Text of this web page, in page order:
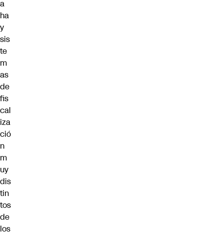
a
ha
y
sis
te
m
as
de
fis
cal
iza
ció
n
m
uy
dis
tin
tos
de
los